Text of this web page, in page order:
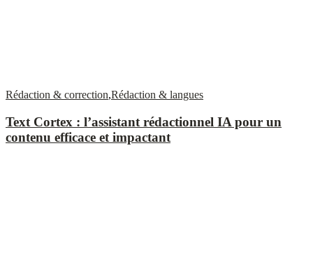
Rédaction & correction,Rédaction & langues
Text Cortex : l’assistant rédactionnel IA pour un
contenu efficace et impactant